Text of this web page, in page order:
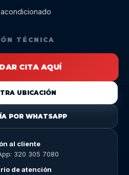
TÉCNICA
CITA AQUÍ
UBICACIÓN
POR WHATSAPP
al cliente
320 305 7080
de atención